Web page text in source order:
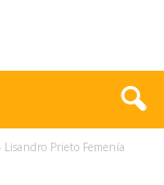
Prieto Femenía